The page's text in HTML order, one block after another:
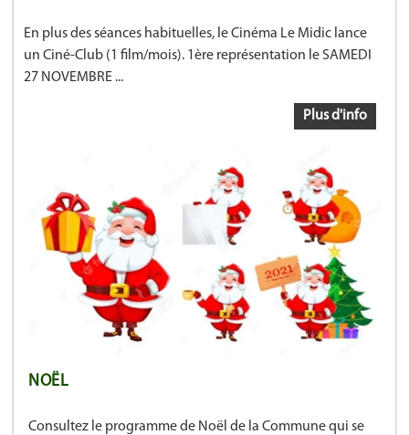
En plus des séances habituelles, le Cinéma Le Midic lance
un Ciné-Club (1 film/mois). 1ère représentation le SAMEDI
27 NOVEMBRE ...
Plus d'info
NOËL
Consultez le programme de Noël de la Commune qui se